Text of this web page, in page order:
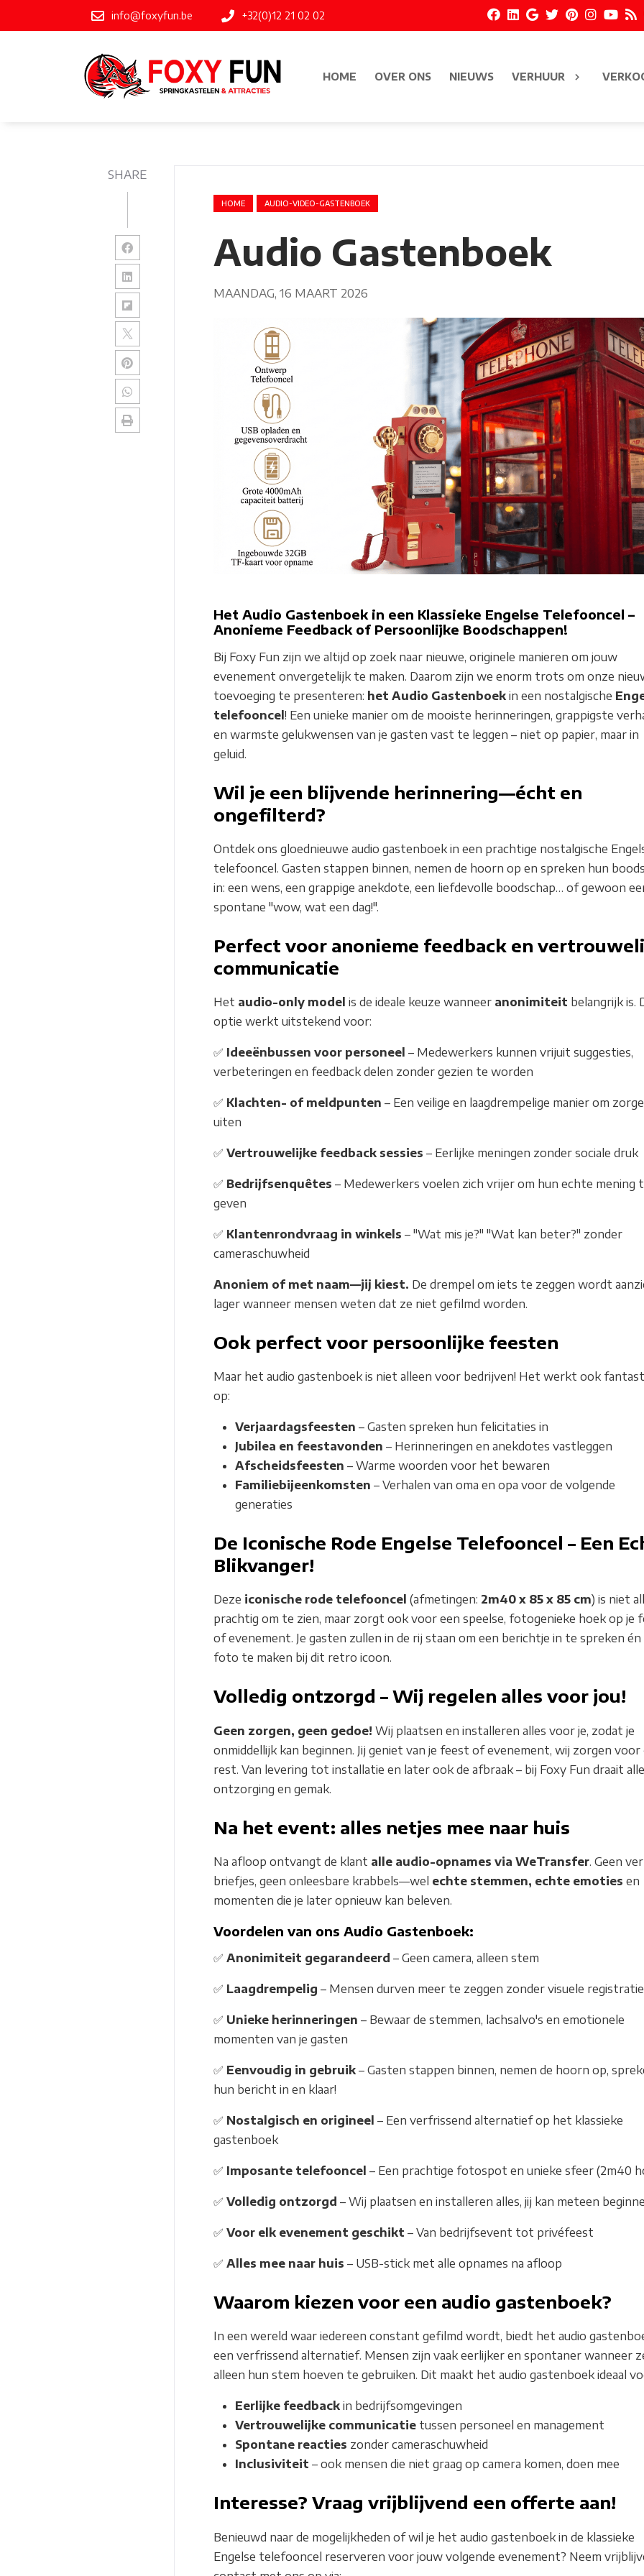
info@foxyfun.be +32(0)12 21 02 02
HOME OVER ONS NIEUWS VERHUUR
SHARE
HOME AUDIO-VIDEO-GASTENBOEK
Audio Gastenboek
MAANDAG, 16 MAART 2026
Het Audio Gastenboek in een Klassieke Engelse Telefooncel –
Anonieme Feedback of Persoonlijke Boodschappen!
Bij Foxy Fun zijn we altijd op zoek naar nieuwe, originele manieren om jouw
evenement onvergetelijk te maken. Daarom zijn we enorm trots om onze
toevoeging te presenteren: het Audio Gastenboek in een nostalgische
telefooncel! Een unieke manier om de mooiste herinneringen, grappigste
en warmste gelukwensen van je gasten vast te leggen – niet op papier, maar in
geluid.
Wil je een blijvende herinnering—écht en
ongefilterd?
Ontdek ons gloednieuwe audio gastenboek in een prachtige nostalgische
telefooncel. Gasten stappen binnen, nemen de hoorn op en spreken hun
in: een wens, een grappige anekdote, een liefdevolle boodschap… of gewoon
spontane "wow, wat een dag!".
Perfect voor anonieme feedback en
communicatie
Het audio-only model is de ideale keuze wanneer anonimiteit belangrijk is.
optie werkt uitstekend voor:
✅ Ideeënbussen voor personeel – Medewerkers kunnen vrijuit suggesties,
verbeteringen en feedback delen zonder gezien te worden
✅ Klachten- of meldpunten – Een veilige en laagdrempelige manier om
uiten
✅ Vertrouwelijke feedback sessies – Eerlijke meningen zonder sociale druk
✅ Bedrijfsenquêtes – Medewerkers voelen zich vrijer om hun echte mening
geven
✅ Klantenrondvraag in winkels – "Wat mis je?" "Wat kan beter?" zonder
cameraschuwheid
Anoniem of met naam—jij kiest. De drempel om iets te zeggen wordt
lager wanneer mensen weten dat ze niet gefilmd worden.
Ook perfect voor persoonlijke feesten
Maar het audio gastenboek is niet alleen voor bedrijven! Het werkt ook
op:
Verjaardagsfeesten – Gasten spreken hun felicitaties in
Jubilea en feestavonden – Herinneringen en anekdotes vastleggen
Afscheidsfeesten – Warme woorden voor het bewaren
Familiebijeenkomsten – Verhalen van oma en opa voor de volgende
generaties
De Iconische Rode Engelse Telefooncel – Een
Blikvanger!
Deze iconische rode telefooncel (afmetingen: 2m40 x 85 x 85 cm) is niet
prachtig om te zien, maar zorgt ook voor een speelse, fotogenieke hoek op je
of evenement. Je gasten zullen in de rij staan om een berichtje in te spreken én
foto te maken bij dit retro icoon.
Volledig ontzorgd – Wij regelen alles voor jou!
Geen zorgen, geen gedoe! Wij plaatsen en installeren alles voor je, zodat je
onmiddellijk kan beginnen. Jij geniet van je feest of evenement, wij zorgen voor
rest. Van levering tot installatie en later ook de afbraak – bij Foxy Fun draait
ontzorging en gemak.
Na het event: alles netjes mee naar huis
Na afloop ontvangt de klant alle audio-opnames via WeTransfer. Geen
briefjes, geen onleesbare krabbels—wel echte stemmen, echte emoties en
momenten die je later opnieuw kan beleven.
Voordelen van ons Audio Gastenboek:
✅ Anonimiteit gegarandeerd – Geen camera, alleen stem
✅ Laagdrempelig – Mensen durven meer te zeggen zonder visuele registratie
✅ Unieke herinneringen – Bewaar de stemmen, lachsalvo's en emotionele
momenten van je gasten
✅ Eenvoudig in gebruik – Gasten stappen binnen, nemen de hoorn op,
hun bericht in en klaar!
✅ Nostalgisch en origineel – Een verfrissend alternatief op het klassieke
gastenboek
✅ Imposante telefooncel – Een prachtige fotospot en unieke sfeer (2m40
✅ Volledig ontzorgd – Wij plaatsen en installeren alles, jij kan meteen
✅ Voor elk evenement geschikt – Van bedrijfsevent tot privéfeest
✅ Alles mee naar huis – USB-stick met alle opnames na afloop
Waarom kiezen voor een audio gastenboek?
In een wereld waar iedereen constant gefilmd wordt, biedt het audio
een verfrissend alternatief. Mensen zijn vaak eerlijker en spontaner wanneer
alleen hun stem hoeven te gebruiken. Dit maakt het audio gastenboek ideaal
Eerlijke feedback in bedrijfsomgevingen
Vertrouwelijke communicatie tussen personeel en management
Spontane reacties zonder cameraschuwheid
Inclusiviteit – ook mensen die niet graag op camera komen, doen mee
Interesse? Vraag vrijblijvend een offerte aan!
Benieuwd naar de mogelijkheden of wil je het audio gastenboek in de klassieke
Engelse telefooncel reserveren voor jouw volgende evenement? Neem